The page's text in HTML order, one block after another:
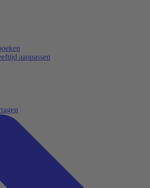
aanpassen